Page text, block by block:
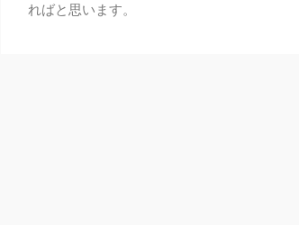
ればと思います。